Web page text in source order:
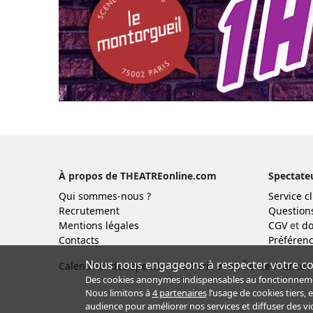
À propos de THEATREonline.com
Qui sommes-nous ?
Recrutement
Mentions légales
Contacts
Service
CGVet
Calendrier des spectacles à Paris et en Île-de-France :
Nous nous engageons à respecter votre
Des cookies anonymes indispensables au
Nous limitons à4 partenairesl’usage de cookies tiers,
audience pour améliorer nos services et diffuser des